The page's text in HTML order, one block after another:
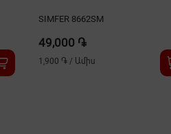
SIMFER 8662SM
49,000 ֏
1,900 ֏ / Ամիս